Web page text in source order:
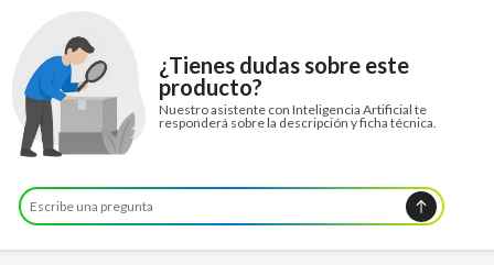
¿Tienes dudas sobre este
producto?
Nuestro asistente con Inteligencia Artificial te
responderá sobre la descripción y ficha técnica.